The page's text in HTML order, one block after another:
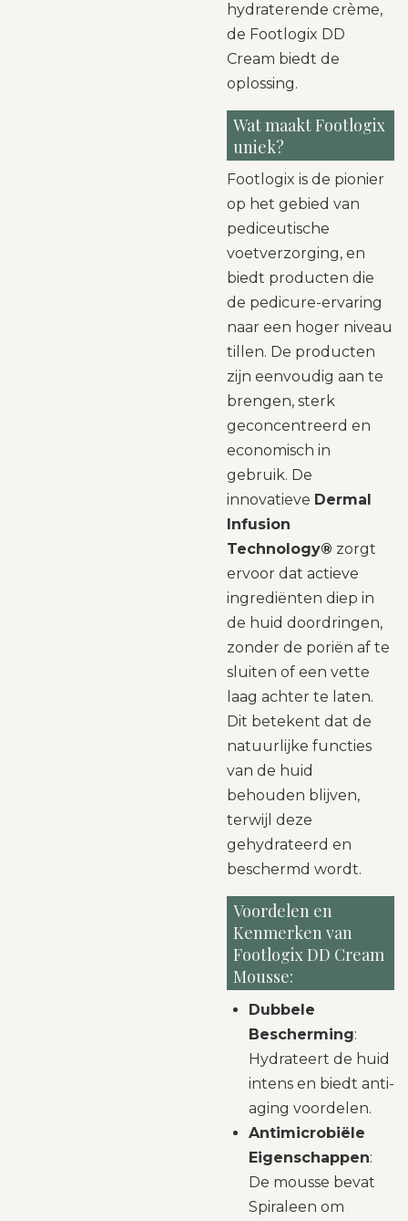
hydraterende crème,
de Footlogix DD
Cream biedt de
oplossing.
Wat maakt Footlogix
uniek?
Footlogix is de pionier
op het gebied van
pediceutische
voetverzorging, en
biedt producten die
de pedicure-ervaring
naar een hoger niveau
tillen. De producten
zijn eenvoudig aan te
brengen, sterk
geconcentreerd en
economisch in
gebruik. De
innovatieve Dermal
Infusion
Technology® zorgt
ervoor dat actieve
ingrediënten diep in
de huid doordringen,
zonder de poriën af te
sluiten of een vette
laag achter te laten.
Dit betekent dat de
natuurlijke functies
van de huid
behouden blijven,
terwijl deze
gehydrateerd en
beschermd wordt.
Voordelen en
Kenmerken van
Footlogix DD Cream
Mousse:
Dubbele
Bescherming:
Hydrateert de huid
intens en biedt anti-
aging voordelen.
Antimicrobiële
Eigenschappen:
De mousse bevat
Spiraleen om